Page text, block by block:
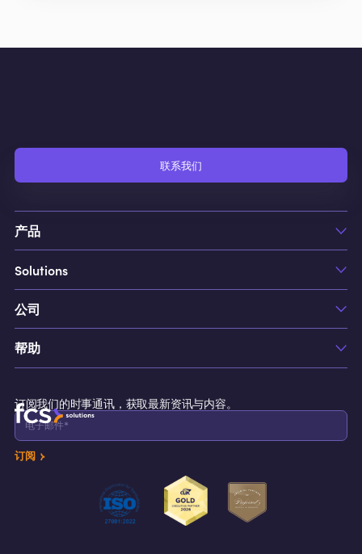
订阅我们的时事通讯，获取最新资讯与内容。
订阅
产品
FCS AIOP
FCS1
FCS1 Jobs 工单管理
FCS1 Cleaning 房务管理
FCS1 Maintenance 设备预维护管理
FCS1 Concierge 礼宾服务
FCS1 Breakfast Attendance 早餐出勤
FCS1 Call Accounting 电话计费
FCS1 Voicemail 语音信箱
公司
关于我们
职业生涯
联系我们
Solutions
Hotels
Casino & Resorts
Commercial Properties
帮助
资源
联系我们